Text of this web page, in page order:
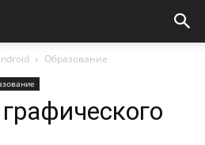
Образование